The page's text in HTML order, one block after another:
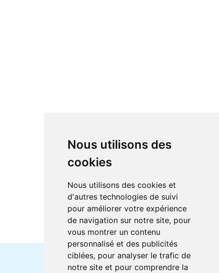
Nous utilisons des
cookies
Nous utilisons des cookies et
d'autres technologies de suivi
pour améliorer votre expérience
de navigation sur notre site, pour
vous montrer un contenu
personnalisé et des publicités
ciblées, pour analyser le trafic de
notre site et pour comprendre la